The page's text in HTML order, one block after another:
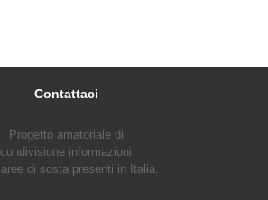
Contattaci
Progetto amatoriale di
condivisione informazioni
di sosta presenti in Italia.